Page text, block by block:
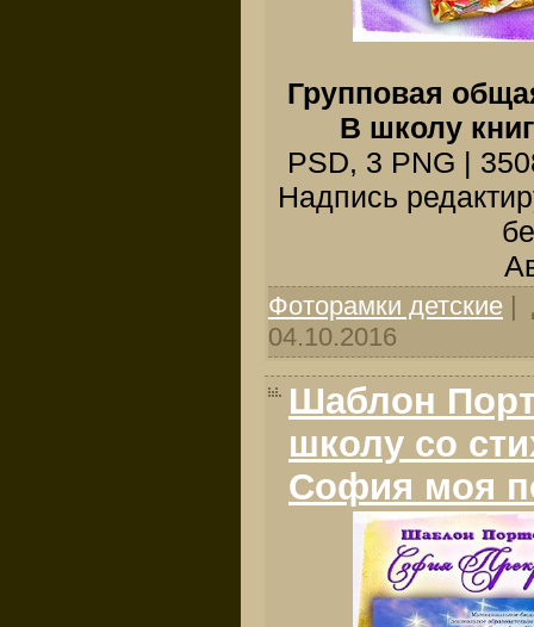
Групповая
В школу
PSD, 3 PNG |
Надпись
Фоторамки детские |
04.10.2016
Шаблон
школу со
София моя